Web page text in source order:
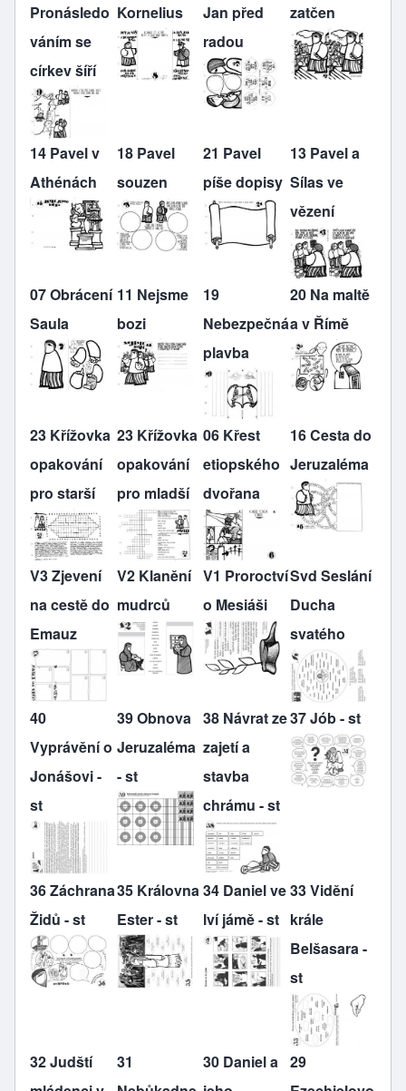
Pronásledo
váním se
církev šíří
Kornelius
Jan před
radou
zatčen
14 Pavel v
Athénách
18 Pavel
souzen
21 Pavel
píše dopisy
13 Pavel a
Sílas ve
vězení
07 Obrácení
Saula
11 Nejsme
bozi
19
Nebezpečná
plavba
20 Na maltě
a v Římě
23 Křížovka
opakování
pro starší
23 Křížovka
opakování
pro mladší
06 Křest
etiopského
dvořana
16 Cesta do
Jeruzaléma
V3 Zjevení
na cestě do
Emauz
V2 Klanění
mudrců
V1 Proroctví
o Mesiáši
Svd Seslání
Ducha
svatého
40
Vyprávění o
Jonášovi -
st
39 Obnova
Jeruzaléma
- st
38 Návrat ze
zajetí a
stavba
chrámu - st
37 Jób - st
36 Záchrana
Židů - st
35 Královna
Ester - st
34 Daniel ve
lví jámě - st
33 Vidění
krále
Belšasara -
st
32 Judští
31
30 Daniel a 29